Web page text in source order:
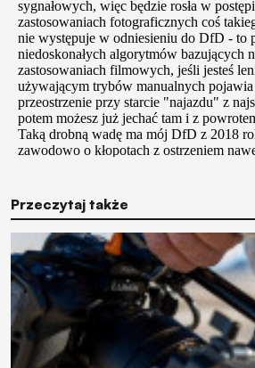
Przeczytaj także